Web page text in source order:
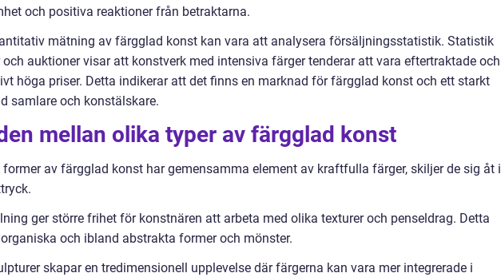
och positiva reaktioner från betraktarna.
mätning av färgglad konst kan vara att analysera försäljningsstatistik. Statistik
auktioner visar att konstverk med intensiva färger tenderar att vara eftertraktade och
höga priser. Detta indikerar att det finns en marknad för färgglad konst och ett starkt
samlare och konstälskare.
mellan olika typer av färgglad konst
av färgglad konst har gemensamma element av kraftfulla färger, skiljer de sig åt i
ger större frihet för konstnären att arbeta med olika texturer och penseldrag. Detta
och ibland abstrakta former och mönster.
skapar en tredimensionell upplevelse där färgerna kan vara mer integrerade i